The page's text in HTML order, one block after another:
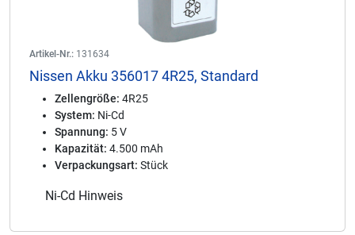
Artikel-Nr.: 131634
Nissen Akku 356017 4R25, Standard
Zellengröße: 4R25
System: Ni-Cd
Spannung: 5 V
Kapazität: 4.500 mAh
Verpackungsart: Stück
Ni-Cd Hinweis